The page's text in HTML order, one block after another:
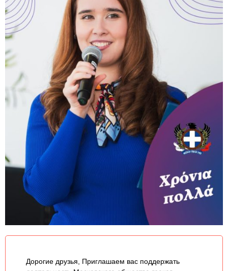
Дорогие друзья, Приглашаем вас поддержать